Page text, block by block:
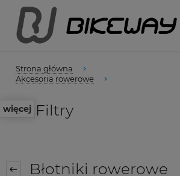
Strona główna
Akcesoria rowerowe
Filtry
więcej
Błotniki rowerowe